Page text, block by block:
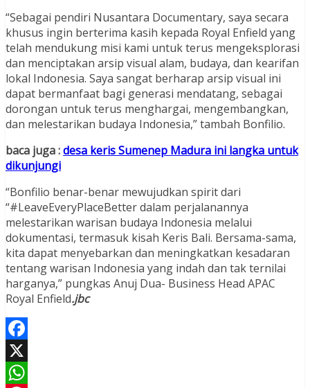
“Sebagai pendiri Nusantara Documentary, saya secara
khusus ingin berterima kasih kepada Royal Enfield yang
telah mendukung misi kami untuk terus mengeksplorasi
dan menciptakan arsip visual alam, budaya, dan kearifan
lokal Indonesia. Saya sangat berharap arsip visual ini
dapat bermanfaat bagi generasi mendatang, sebagai
dorongan untuk terus menghargai, mengembangkan,
dan melestarikan budaya Indonesia,” tambah Bonfilio.
baca juga :desa keris Sumenep Madura ini langka untuk
dikunjungi
“Bonfilio benar-benar mewujudkan spirit dari
“#LeaveEveryPlaceBetter dalam perjalanannya
melestarikan warisan budaya Indonesia melalui
dokumentasi, termasuk kisah Keris Bali. Bersama-sama,
kita dapat menyebarkan dan meningkatkan kesadaran
tentang warisan Indonesia yang indah dan tak ternilai
harganya,” pungkas Anuj Dua- Business Head APAC
Royal Enfield.jbc
Facebook
X